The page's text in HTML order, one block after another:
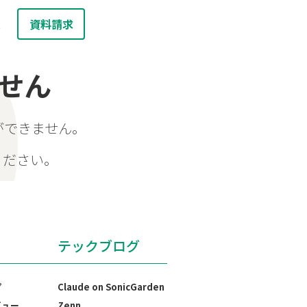
資料請求
ん
きません。
さい。
テックブログ
Claude on SonicGarden